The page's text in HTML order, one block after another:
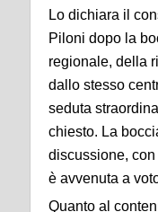
Lo dichiara il
Piloni dopo la
regionale, della
dallo stesso
seduta
chiesto. La
discussione,
è avvenuta a
Quanto al